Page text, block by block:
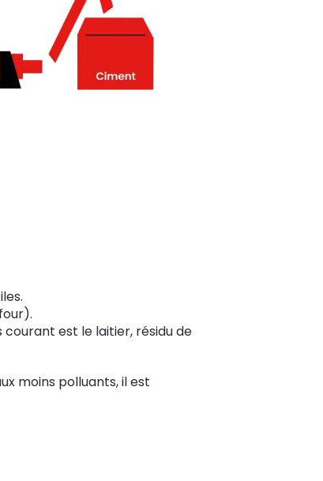
est le laitier, résidu de
moins polluants, il est